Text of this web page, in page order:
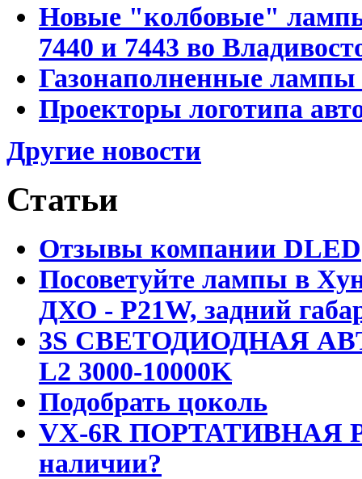
Новые "колбовые"
7440 и 7443 во
Газонаполненные лампы
Проекторы логотипа
Другие новости
Статьи
Отзывы компании DLED
Посоветуйте лампы в
ДХО - P21W, задний
3S СВЕТОДИОДНАЯ
L2 3000-10000K
Подобрать цоколь
VX-6R ПОРТАТИВНАЯ
наличии?